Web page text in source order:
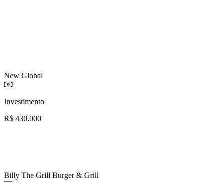
New Global
Investimento
R$ 430.000
Billy The Grill Burger & Grill